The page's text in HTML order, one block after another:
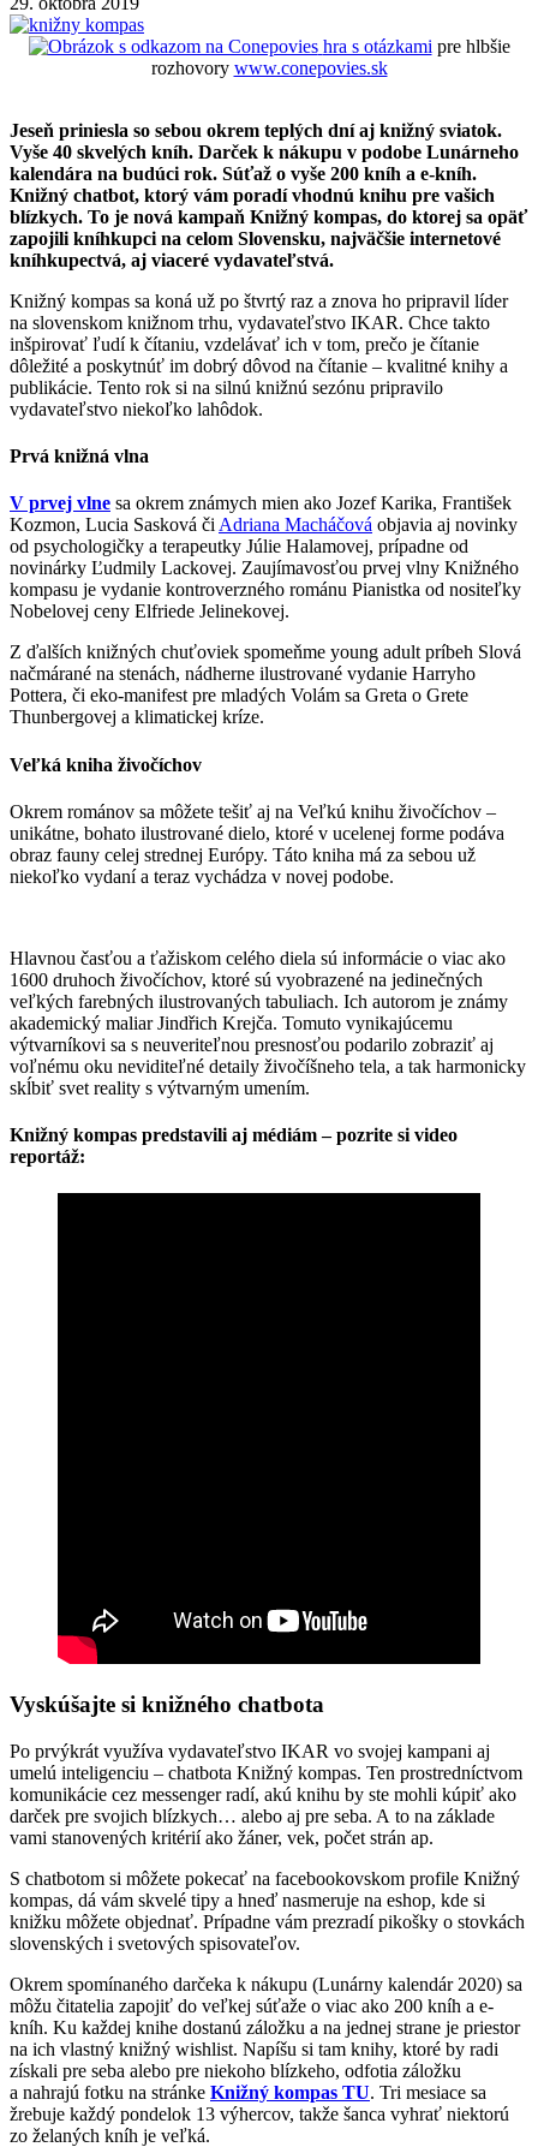
hra s otázkami pre hlbšie
rozhovory www.conepovies.sk
Jeseň priniesla so sebou okrem teplých dní aj knižný sviatok.
Vyše 40 skvelých kníh. Darček k nákupu v podobe Lunárneho
kalendára na budúci rok. Súťaž o vyše 200 kníh a e-kníh.
Knižný chatbot, ktorý vám poradí vhodnú knihu pre vašich
blízkych. To je nová kampaň Knižný kompas, do ktorej sa opäť
zapojili kníhkupci na celom Slovensku, najväčšie internetové
kníhkupectvá, aj viaceré vydavateľstvá.
Knižný kompas sa koná už po štvrtý raz a znova ho pripravil líder
na slovenskom knižnom trhu, vydavateľstvo IKAR. Chce takto
inšpirovať ľudí k čítaniu, vzdelávať ich v tom, prečo je čítanie
dôležité a poskytnúť im dobrý dôvod na čítanie – kvalitné knihy a
publikácie. Tento rok si na silnú knižnú sezónu pripravilo
vydavateľstvo niekoľko lahôdok.
Prvá knižná vlna
V prvej vlne sa okrem známych mien ako Jozef Karika, František
Kozmon, Lucia Sasková či Adriana Macháčová objavia aj novinky
od psychologičky a terapeutky Júlie Halamovej, prípadne od
novinárky Ľudmily Lackovej. Zaujímavosťou prvej vlny Knižného
kompasu je vydanie kontroverzného románu Pianistka od nositeľky
Nobelovej ceny Elfriede Jelinekovej.
Z ďalších knižných chuťoviek spomeňme young adult príbeh Slová
načmárané na stenách, nádherne ilustrované vydanie Harryho
Pottera, či eko-manifest pre mladých Volám sa Greta o Grete
Thunbergovej a klimatickej kríze.
Veľká kniha živočíchov
Okrem románov sa môžete tešiť aj na Veľkú knihu živočíchov –
unikátne, bohato ilustrované dielo, ktoré v ucelenej forme podáva
obraz fauny celej strednej Európy. Táto kniha má za sebou už
niekoľko vydaní a teraz vychádza v novej podobe.
Hlavnou časťou a ťažiskom celého diela sú informácie o viac ako
1600 druhoch živočíchov, ktoré sú vyobrazené na jedinečných
veľkých farebných ilustrovaných tabuliach. Ich autorom je známy
akademický maliar Jindřich Krejča. Tomuto vynikajúcemu
výtvarníkovi sa s neuveriteľnou presnosťou podarilo zobraziť aj
voľnému oku neviditeľné detaily živočíšneho tela, a tak harmonicky
skĺbiť svet reality s výtvarným umením.
Knižný kompas predstavili aj médiám – pozrite si video
reportáž:
Vyskúšajte si knižného chatbota
Po prvýkrát využíva vydavateľstvo IKAR vo svojej kampani aj
umelú inteligenciu – chatbota Knižný kompas. Ten prostredníctvom
komunikácie cez messenger radí, akú knihu by ste mohli kúpiť ako
darček pre svojich blízkych… alebo aj pre seba. A to na základe
vami stanovených kritérií ako žáner, vek, počet strán ap.
S chatbotom si môžete pokecať na facebookovskom profile Knižný
kompas, dá vám skvelé tipy a hneď nasmeruje na eshop, kde si
knižku môžete objednať. Prípadne vám prezradí pikošky o stovkách
slovenských i svetových spisovateľov.
Okrem spomínaného darčeka k nákupu (Lunárny kalendár 2020) sa
môžu čitatelia zapojiť do veľkej súťaže o viac ako 200 kníh a e-
kníh. Ku každej knihe dostanú záložku a na jednej strane je priestor
na ich vlastný knižný wishlist. Napíšu si tam knihy, ktoré by radi
získali pre seba alebo pre niekoho blízkeho, odfotia záložku
a nahrajú fotku na stránke Knižný kompas TU. Tri mesiace sa
žrebuje každý pondelok 13 výhercov, takže šanca vyhrať niektorú
zo želaných kníh je veľká.